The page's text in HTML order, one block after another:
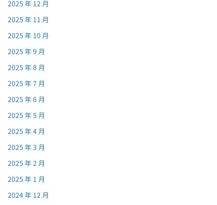
2025 年 12 月
2025 年 11 月
2025 年 10 月
2025 年 9 月
2025 年 8 月
2025 年 7 月
2025 年 6 月
2025 年 5 月
2025 年 4 月
2025 年 3 月
2025 年 2 月
2025 年 1 月
2024 年 12 月